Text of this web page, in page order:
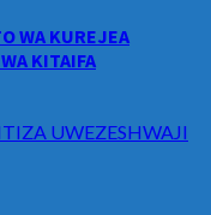
WA KUREJEA
KITAIFA
UWEZESHWAJI